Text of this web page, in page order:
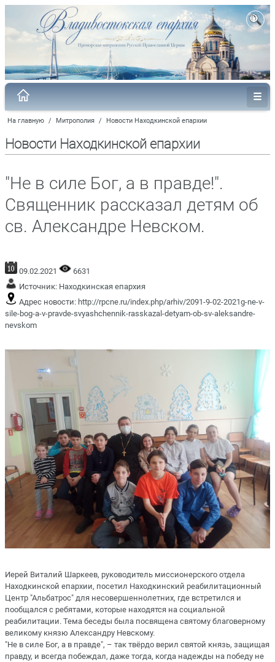
На главную / Митрополия / Новости Находкинской епархии
Новости Находкинской епархии
"Не в силе Бог, а в правде!".
Священник рассказал детям об
св. Александре Невском.
09.02.2021
6631
Источник: Находкинская епархия
Адрес новости: http://rpcne.ru/index.php/arhiv/2091-9-02-2021g-ne-v-
sile-bog-a-v-pravde-svyashchennik-rasskazal-detyam-ob-sv-aleksandre-
nevskom
Иерей Виталий Шаркеев, руководитель миссионерского отдела
Находкинской епархии, посетил Находкинский реабилитационный
Центр "Альбатрос" для несовершеннолетних, где встретился и
пообщался с ребятами, которые находятся на социальной
реабилитации. Тема беседы была посвящена святому благоверному
великому князю Александру Невскому.
"Не в силе Бог, а в правде", – так твёрдо верил святой князь, защищая
правду, и всегда побеждал, даже тогда, когда надежды на победу не